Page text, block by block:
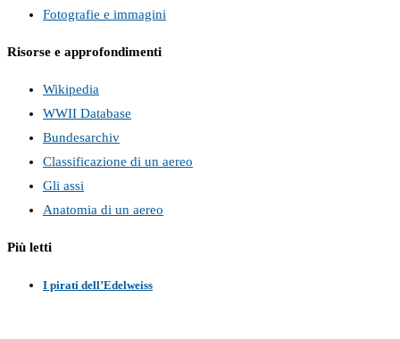
Fotografie e immagini
Risorse e approfondimenti
Wikipedia
WWII Database
Bundesarchiv
Classificazione di un aereo
Gli assi
Anatomia di un aereo
Più letti
I pirati dell’Edelweiss